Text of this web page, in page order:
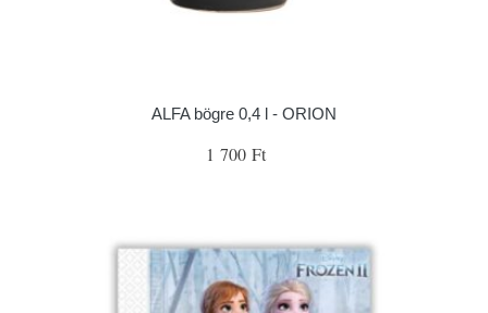
ALFA bögre 0,4 l - ORION
1 700 Ft